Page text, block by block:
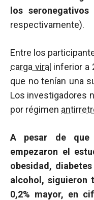
los seronegativos
respectivamente).
Entre los
carga viral inferior a
que no tenían una
Los investigadores
por régimen
A pesar de
empezaron el
obesidad,
alcohol, siguieron
0,2% mayor, en